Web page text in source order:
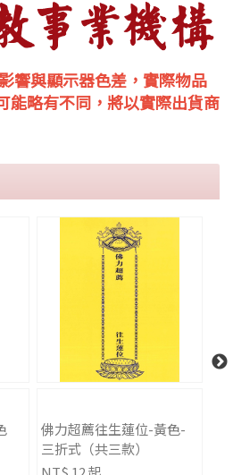
響與顯示器色差，實際物品
能略有不同，將以實際出貨商
佛力超薦往生蓮位-黃色-
三折式（共三款）